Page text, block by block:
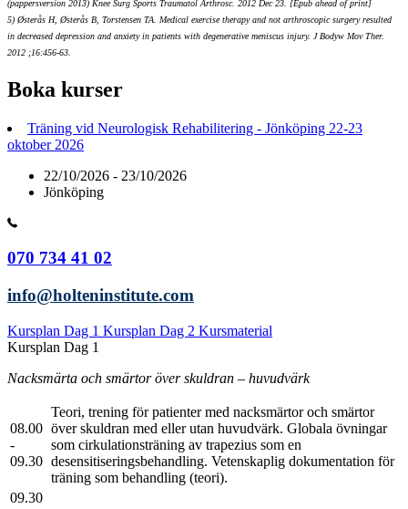
(pappersversion 2013) Knee Surg Sports Traumatol Arthrosc. 2012 Dec 23. [Epub ahead of print]
5) Østerås H, Østerås B, Torstensen TA. Medical exercise therapy and not arthroscopic surgery resulted
in decreased depression and anxiety in patients with degenerative meniscus injury. J Bodyw Mov Ther.
2012 ;16:456-63.
Boka kurser
Träning vid Neurologisk Rehabilitering - Jönköping 22-23
oktober 2026
22/10/2026 - 23/10/2026
Jönköping
070 734 41 02
info@holteninstitute.com
Kursplan Dag 1 Kursplan Dag 2 Kursmaterial
Kursplan Dag 1
Nacksmärta och smärtor över skuldran – huvudvärk
08.00
-
09.30
Teori, trening för patienter med nacksmärtor och smärtor
över skuldran med eller utan huvudvärk. Globala övningar
som cirkulationsträning av trapezius som en
desensitiseringsbehandling. Vetenskaplig dokumentation för
träning som behandling (teori).
09.30